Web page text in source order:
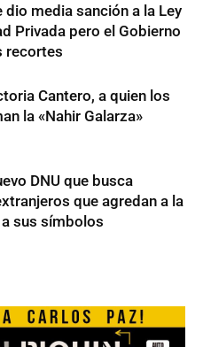
dio media sanción a la Ley
Privada pero el Gobierno
recortes
Cantero, a quien los
la «Nahir Galarza»
DNU que busca
que agredan a la
sus símbolos